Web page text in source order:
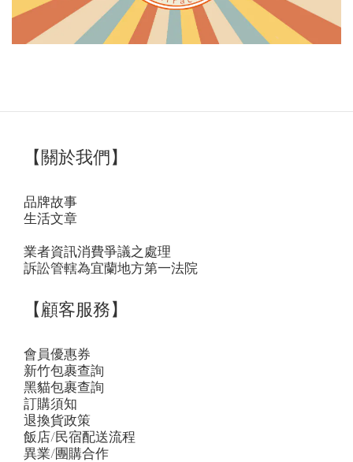
【關於我們】
品牌故事
生活文章
業者資訊消費爭議之處理
訴訟管轄為宜蘭地方第一法院
【顧客服務】
會員優惠券
新竹包裹查詢
黑貓包裹查詢
訂購須知
退換貨政策
飯店/民宿配送流程
異業/團購合作